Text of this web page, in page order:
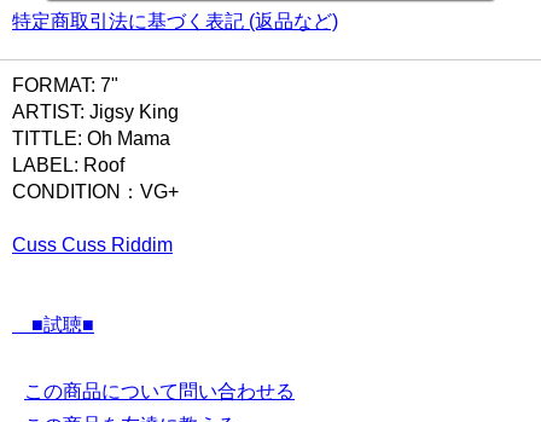
特定商取引法に基づく表記 (返品など)
FORMAT: 7"
ARTIST: Jigsy King
TITTLE: Oh Mama
LABEL: Roof
CONDITION：VG+
Cuss Cuss Riddim
■試聴■
この商品について問い合わせる